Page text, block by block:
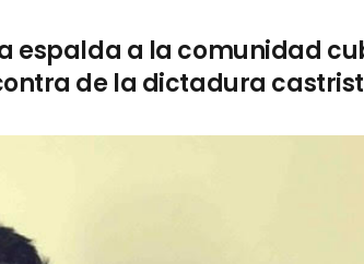
espalda a la comunidad
de la dictadura